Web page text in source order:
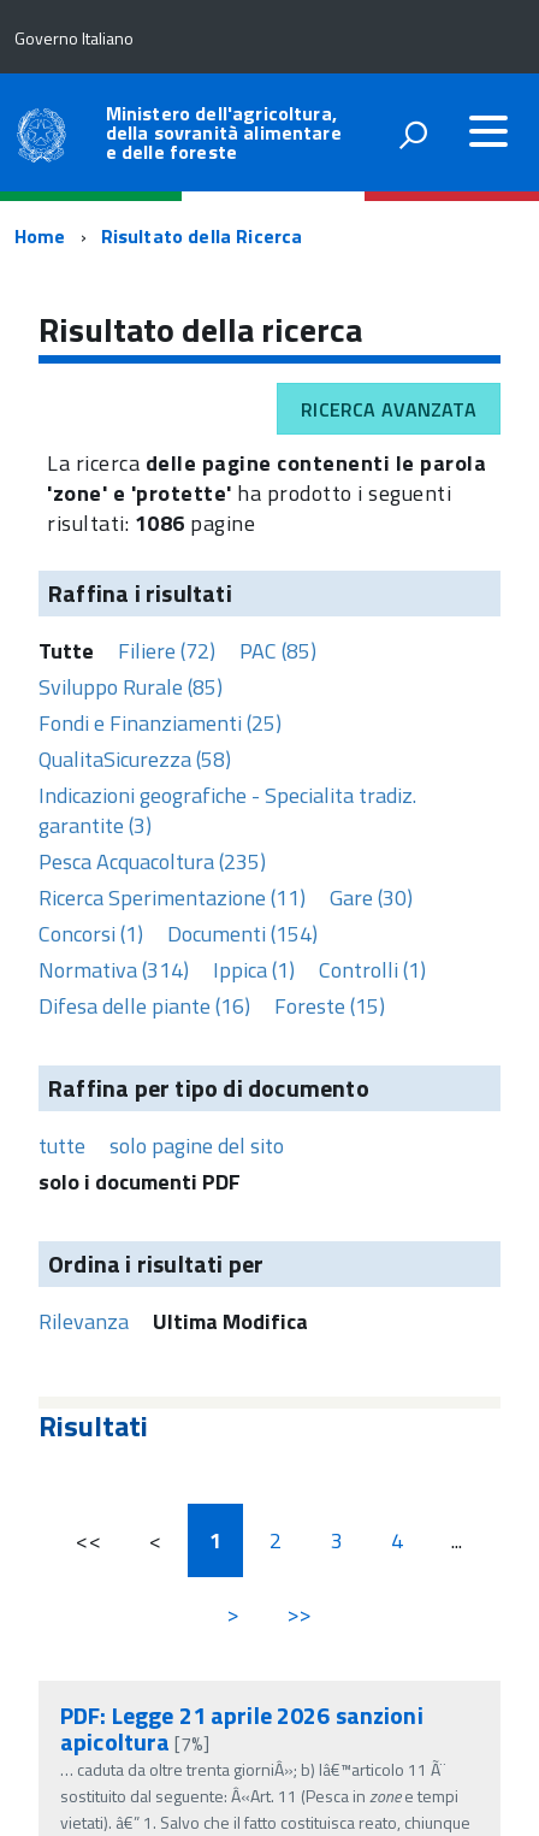
Governo Italiano
Ministero dell'agricoltura,
della sovranità alimentare
e delle foreste
Percorso
navigazione
Home Risultato della Ricerca
Risultato della ricerca
RICERCA AVANZATA
La ricerca delle pagine contenenti le parola
'zone' e 'protette' ha prodotto i seguenti
risultati: 1086 pagine
Raffina i risultati
Tutte Filiere (72)
PAC (85)
Sviluppo Rurale (85)
Fondi e Finanziamenti (25)
QualitaSicurezza (58)
Indicazioni geografiche - Specialita tradiz.
garantite (3)
Pesca Acquacoltura (235)
Ricerca Sperimentazione (11)
Gare (30)
Concorsi (1)
Documenti (154)
Normativa (314)
Ippica (1)
Controlli (1)
Difesa delle piante (16)
Foreste (15)
Raffina per tipo di documento
tutte
solo pagine del sito
solo i documenti PDF
Ordina i risultati per
Rilevanza Ultima Modifica
Risultati
<< < 1 2 3 4 ...
> >>
PDF: Legge 21 aprile 2026 sanzioni
apicoltura [7%]
… caduta da oltre trenta giorniÂ»; b) lâ€™articolo 11 Ã¨
sostituito dal seguente: Â«Art. 11 (Pesca inzonee tempi
vietati). â€” 1. Salvo che il fatto costituisca reato, chiunque